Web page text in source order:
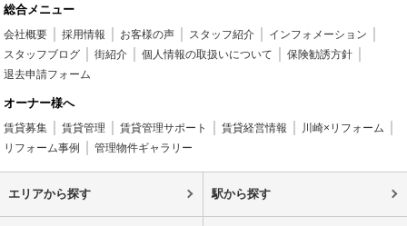
総合メニュー
会社概要 採用情報 お客様の声 スタッフ紹介
インフォメーション
スタッフブログ
街紹介 個人情報の取扱いについて
保険勧誘方針
退去申請フォーム
オーナー様へ
賃貸募集 賃貸管理 賃貸管理サポート 賃貸経営情報
川崎×リフォーム
リフォーム事例
管理物件ギャラリー
エリアから探す 駅から探す